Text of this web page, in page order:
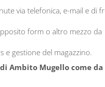
via telefonica, e-mail e di
form o altro mezzo da
e gestione del magazzino.
Ambito Mugello come da